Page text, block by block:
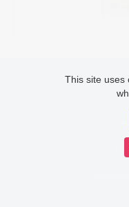
This site uses